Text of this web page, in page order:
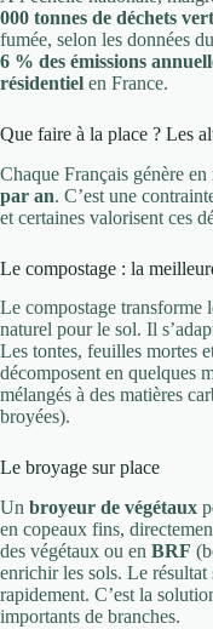
000 tonnes de déchets
fumée, selon les données
6 % des émissions
résidentiel en France.
Que faire à la place ? Les
Chaque Français génère en
par an. C’est une
et certaines valorisent ces
Le compostage : la
Le compostage transforme
naturel pour le sol. Il
Les tontes, feuilles mortes
décomposent en quelques
mélangés à des matières
broyées).
Le broyage sur place
Un broyeur de végétaux
en copeaux fins,
des végétaux ou en BRF
enrichir les sols. Le résultat
rapidement. C’est la
importants de branches.